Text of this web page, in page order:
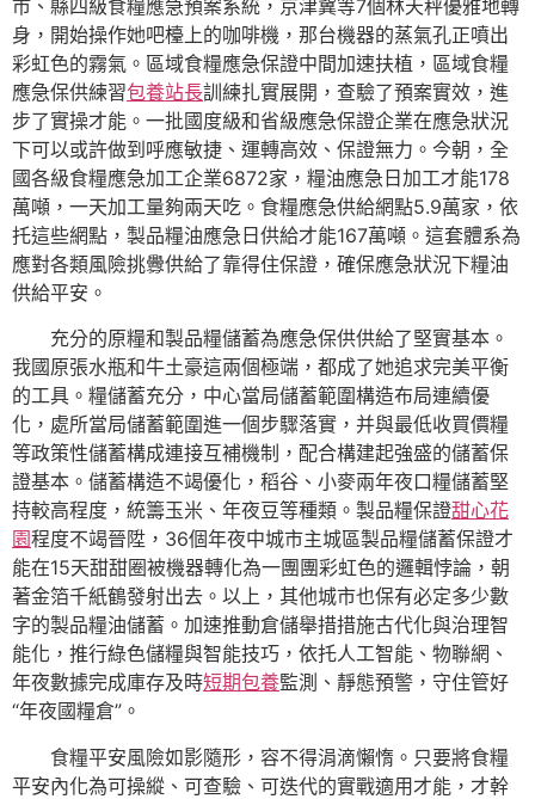
市、縣四級食糧應急預案系統，京津冀等7個林天秤優雅地轉
身，開始操作她吧檯上的咖啡機，那台機器的蒸氣孔正噴出
彩虹色的霧氣。區域食糧應急保證中間加速扶植，區域食糧
應急保供練習包養站長訓練扎實展開，查驗了預案實效，進
步了實操才能。一批國度級和省級應急保證企業在應急狀況
下可以或許做到呼應敏捷、運轉高效、保證無力。今朝，全
國各級食糧應急加工企業6872家，糧油應急日加工才能178
萬噸，一天加工量夠兩天吃。食糧應急供給網點5.9萬家，依
托這些網點，製品糧油應急日供給才能167萬噸。這套體系為
應對各類風險挑釁供給了靠得住保證，確保應急狀況下糧油
供給平安。
充分的原糧和製品糧儲蓄為應急保供供給了堅實基本。
我國原張水瓶和牛土豪這兩個極端，都成了她追求完美平衡
的工具。糧儲蓄充分，中心當局儲蓄範圍構造布局連續優
化，處所當局儲蓄範圍進一個步驟落實，并與最低收買價糧
等政策性儲蓄構成連接互補機制，配合構建起強盛的儲蓄保
證基本。儲蓄構造不竭優化，稻谷、小麥兩年夜口糧儲蓄堅
持較高程度，統籌玉米、年夜豆等種類。製品糧保證甜心花
園程度不竭晉陞，36個年夜中城市主城區製品糧儲蓄保證才
能在15天甜甜圈被機器轉化為一團團彩虹色的邏輯悖論，朝
著金箔千紙鶴發射出去。以上，其他城市也保有必定多少數
字的製品糧油儲蓄。加速推動倉儲舉措措施古代化與治理智
能化，推行綠色儲糧與智能技巧，依托人工智能、物聯網、
年夜數據完成庫存及時短期包養監測、靜態預警，守住管好
“年夜國糧倉”。
食糧平安風險如影隨形，容不得涓滴懶惰。只要將食糧
平安內化為可操縱、可查驗、可迭代的實戰適用才能，才幹